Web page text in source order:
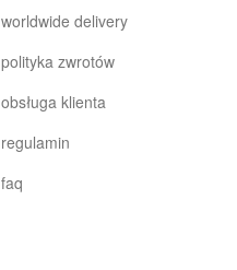
worldwide delivery
polityka zwrotów
obsługa klienta
regulamin
faq